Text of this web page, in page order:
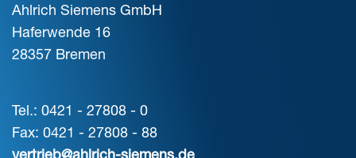
Ahlrich Siemens GmbH
Haferwende 16
28357 Bremen
Tel.: 0421 - 27808 - 0
Fax: 0421 - 27808 - 88
vertrieb@ahlrich-siemens.de